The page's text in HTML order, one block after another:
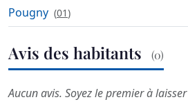
Pougny (01)
Avis des habitants (0)
Aucun avis. Soyez le premier à